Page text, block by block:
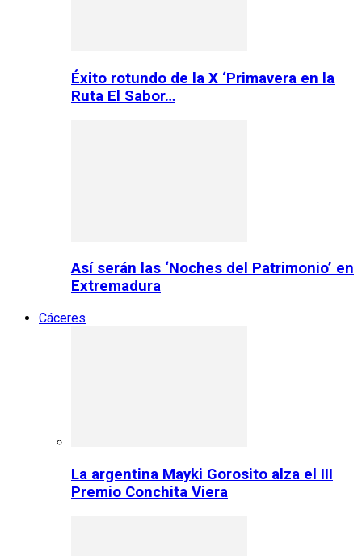
Éxito rotundo de la X ‘Primavera en la
Ruta El Sabor…
Así serán las ‘Noches del Patrimonio’ en
Extremadura
Cáceres
La argentina Mayki Gorosito alza el III
Premio Conchita Viera